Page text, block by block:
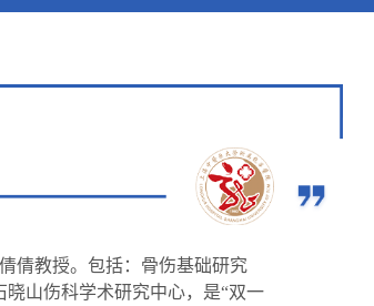
倩教授。包括：骨伤基础研究
山伤科学术研究中心，是“双一